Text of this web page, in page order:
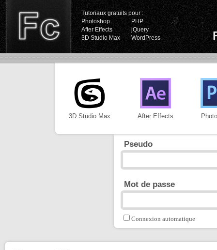
Tutoriaux gratuits pour :
Photoshop
PHP
After Effects
jQuery
3D Studio Max
WordPress
3D Studio Max After Effects
Pseudo
Mot de passe
Connexion automatique